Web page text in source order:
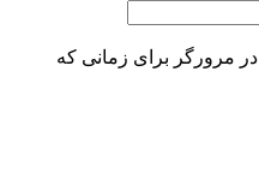
مرورگر برای زمانی که